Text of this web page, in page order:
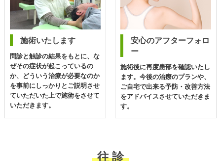
施術いたします
問診と触診の結果をもとに、な
ぜその症状が起こっているの
か、どういう治療が必要なのか
を事前にしっかりとご説明させ
ていただいた上で施術をさせて
いただきます。
安心のアフターフォロ
ー
施術後に再度患部を確認いたし
ます。今後の治療のプランや、
ご自宅で出来る予防・改善方法
をアドバイスさせていただきま
す。
往 診